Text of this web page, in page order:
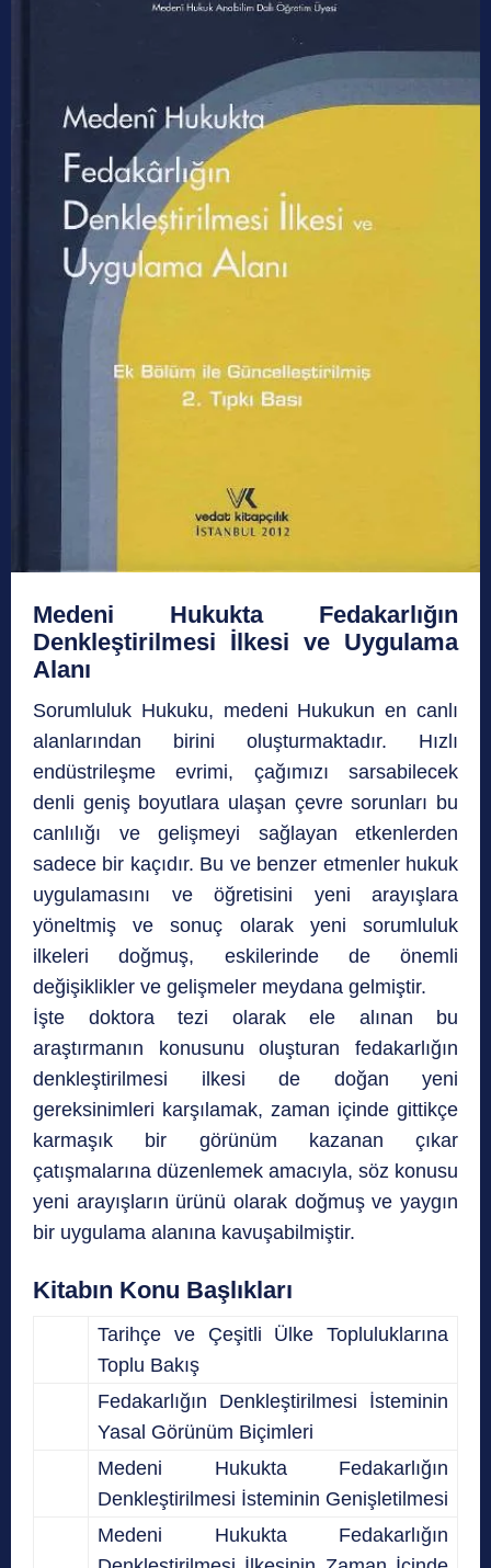
Medeni Hukukta Fedakarlığın
Denkleştirilmesi İlkesi ve Uygulama
Alanı
Sorumluluk Hukuku, medeni Hukukun en canlı
alanlarından birini oluşturmaktadır. Hızlı
endüstrileşme evrimi, çağımızı sarsabilecek
denli geniş boyutlara ulaşan çevre sorunları bu
canlılığı ve gelişmeyi sağlayan etkenlerden
sadece bir kaçıdır. Bu ve benzer etmenler hukuk
uygulamasını ve öğretisini yeni arayışlara
yöneltmiş ve sonuç olarak yeni sorumluluk
ilkeleri doğmuş, eskilerinde de önemli
değişiklikler ve gelişmeler meydana gelmiştir.
İşte doktora tezi olarak ele alınan bu
araştırmanın konusunu oluşturan fedakarlığın
denkleştirilmesi ilkesi de doğan yeni
gereksinimleri karşılamak, zaman içinde gittikçe
karmaşık bir görünüm kazanan çıkar
çatışmalarına düzenlemek amacıyla, söz konusu
yeni arayışların ürünü olarak doğmuş ve yaygın
bir uygulama alanına kavuşabilmiştir.
Kitabın Konu Başlıkları
Tarihçe ve Çeşitli Ülke Topluluklarına
Toplu Bakış
Fedakarlığın Denkleştirilmesi İsteminin
Yasal Görünüm Biçimleri
Medeni Hukukta Fedakarlığın
Denkleştirilmesi İsteminin Genişletilmesi
Medeni Hukukta Fedakarlığın